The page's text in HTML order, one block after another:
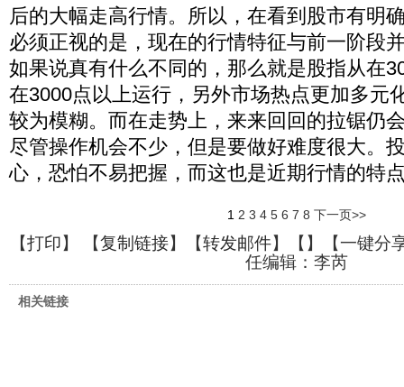
后的大幅走高行情。所以，在看到股市有明
必须正视的是，现在的行情特征与前一阶段
如果说真有什么不同的，那么就是股指从在
在3000点以上运行，另外市场热点更加多元
较为模糊。而在走势上，来来回回的拉锯仍
尽管操作机会不少，但是要做好难度很大。
心，恐怕不易把握，而这也是近期行情的特
1 2 3 4 5 6 7 8 下一页>>
【打印】 【复制链接】【转发邮件】【 】
【一键分
任编辑：李芮
相关链接